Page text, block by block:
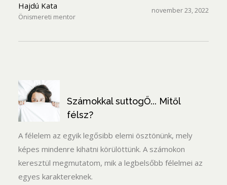
Hajdú Kata
Önismereti mentor
november 23, 2022
Számokkal suttogŐ... Mitől
félsz?
A félelem az egyik legősibb elemi ösztönünk, mely
képes mindenre kihatni körülöttünk. A számokon
keresztül megmutatom, mik a legbelsőbb félelmei az
egyes karaktereknek.